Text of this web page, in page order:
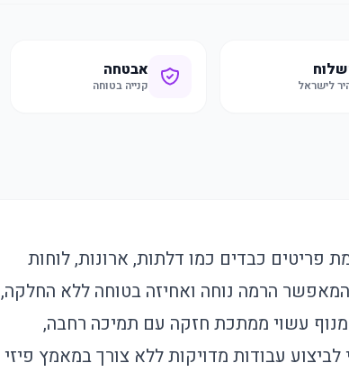
לישראל
אבטחה
קנייה בטוחה
פריטים כבדים כמו דלתות, ארונות, לוחות
המאפשר הרמה נוחה ואחיזה בטוחה ללא החלקה,
עשוי ממתכת חזקה עם תמיכה רחבה,
המכשיר אידיאלי לביצוע עבודות מדויקות ללא צורך במאמץ פיזי